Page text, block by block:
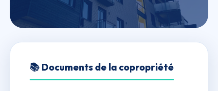
10 rue bernanos
📚 Documents de la copropriété